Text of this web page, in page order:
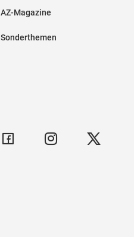
AZ-Magazine
Sonderthemen